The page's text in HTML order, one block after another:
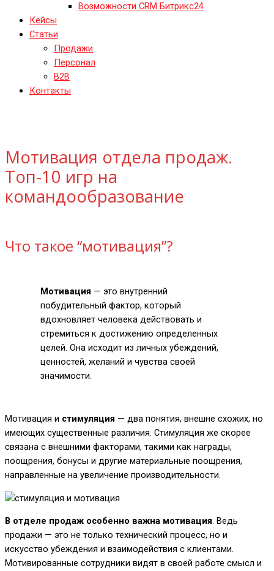
Возможности CRM Битрикс24
Кейсы
Статьи
Продажи
Персонал
B2B
Контакты
Мотивация отдела продаж.
Топ-10 игр на
командообразование
Что такое “мотивация”?
Мотивация — это внутренний
побудительный фактор, который
вдохновляет человека действовать и
стремиться к достижению определенных
целей. Она исходит из личных убеждений,
ценностей, желаний и чувства своей
значимости.
Мотивация и стимуляция — два понятия, внешне схожих, но
имеющих существенные различия. Стимуляция же скорее
связана с внешними факторами, такими как награды,
поощрения, бонусы и другие материальные поощрения,
направленные на увеличение производительности.
В отделе продаж особенно важна мотивация. Ведь
продажи — это не только технический процесс, но и
искусство убеждения и взаимодействия с клиентами.
Мотивированные сотрудники видят в своей работе смысл и